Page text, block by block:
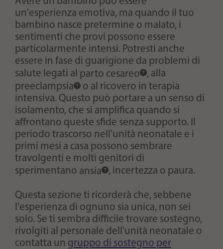
un'esperienza emotiva, ma quando il tuo
bambino nasce pretermine o malato, i
sentimenti che provi possono essere
particolarmente intensi. Potresti anche
essere in fase di guarigione da problemi di
salute legati al parto cesareo
, alla
preeclampsia
o al ricovero in terapia
intensiva. Questo può portare a un senso di
isolamento, che si amplifica quando si
affrontano queste sfide senza supporto. Il
periodo trascorso nell'unità neonatale e i
primi mesi a casa possono sembrare
travolgenti e molti genitori di
sperimentano ansia , incertezza o paura.
Questa sezione ti ricorderà che, sebbene
l'esperienza di ognuno sia unica, non sei
solo. Se ti sembra difficile trovare sostegno,
rivolgiti al personale dell'unità neonatale o
contatta un gruppo di sostegno per